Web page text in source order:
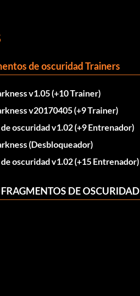
de oscuridad Trainers
v1.05 (+10 Trainer)
v20170405 (+9 Trainer)
oscuridad v1.02 (+9 Entrenador)
(Desbloqueador)
oscuridad v1.02 (+15 Entrenador)
DE